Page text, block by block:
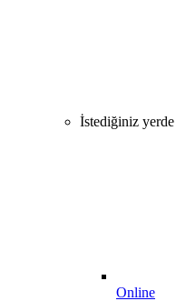
İstediğiniz yerde
Online